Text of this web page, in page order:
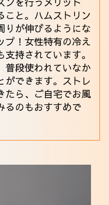
こと。ハムストリン
りが伸びるようにな
プ！女性特有の冷え
持されています。
普段使われていなか
ができます。ストレ
たら、ご自宅でお風
るのもおすすめで